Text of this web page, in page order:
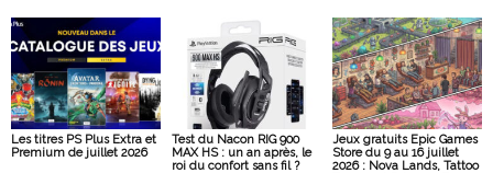
Les titres PS Plus Extra et
Premium de juillet 2026
Test du Nacon RIG 900
MAX HS : un an après, le
roi du confort sans fil ?
Jeux gratuits Epic Games
Store du 9 au 16 juillet
2026 : Nova Lands, Tattoo